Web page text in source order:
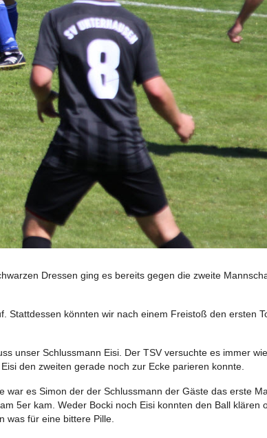
Dressen ging es bereits gegen die zweite
Stattdessen könnten wir nach einem Freistoß den ersten
unser Schlussmann Eisi. Der TSV versuchte es immer
den zweiten gerade noch zur Ecke parieren konnte.
es Simon der der Schlussmann der Gäste das erste
5er kam. Weder Bocki noch Eisi konnten den Ball klären
was für eine bittere Pille.